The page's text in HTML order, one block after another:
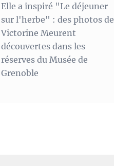
Elle a inspiré "Le déjeuner
sur l'herbe" : des photos de
Victorine Meurent
découvertes dans les
réserves du Musée de
Grenoble